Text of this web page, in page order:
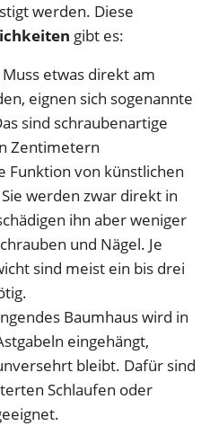
werden. Diese
gibt es:
Muss etwas direkt am
eignen sich sogenannte
sind schraubenartige
Zentimetern
Funktion von künstlichen
werden zwar direkt in
ihn aber weniger
und Nägel. Je
sind meist ein bis drei
Baumhaus wird in
eingehängt,
bleibt. Dafür sind
Schlaufen oder